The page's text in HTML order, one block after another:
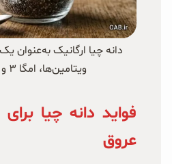
دانه چیا ارگانیک به‌عنوان
ویتامین‌ها، امگا ۳ و فیبر است.
فواید دانه چیا
عروق